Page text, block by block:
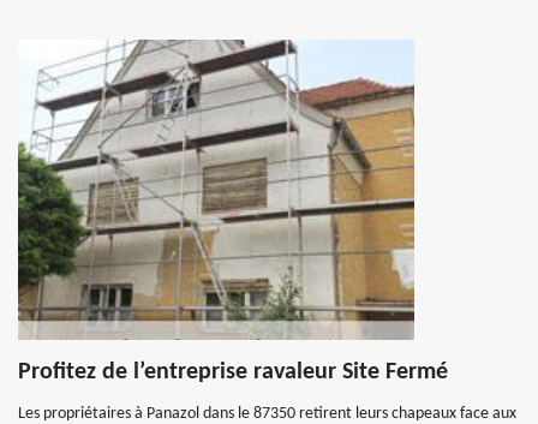
Profitez de l’entreprise ravaleur Site Fermé
Les propriétaires à Panazol dans le 87350 retirent leurs chapeaux face aux